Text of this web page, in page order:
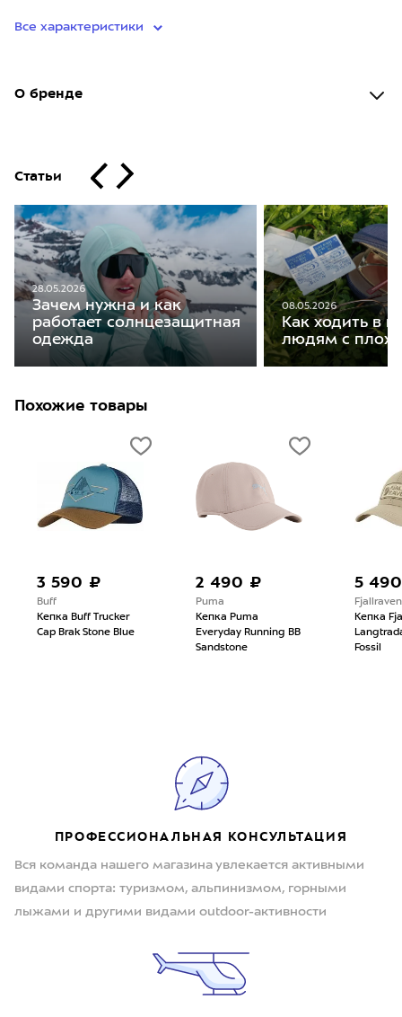
Все характеристики
О бренде
Статьи
28.05.2026
Зачем нужна и как
работает солнцезащитная
одежда
08.05.2026
Как ходить в
людям с
Похожие товары
3 590 ₽
Buff
Кепка Buff Trucker
Cap Brak Stone Blue
2 490 ₽
Puma
Кепка Puma
Everyday Running BB
Sandstone
5
Fjallraven
Кепка
Fossil
ПРОФЕССИОНАЛЬНАЯ КОНСУЛЬТАЦИЯ
Вся команда нашего магазина увлекается активными
видами спорта: туризмом, альпинизмом, горными
лыжами и другими видами outdoor-активности